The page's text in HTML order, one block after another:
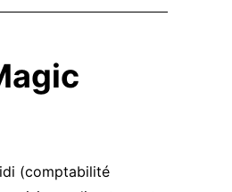
(comptabilité